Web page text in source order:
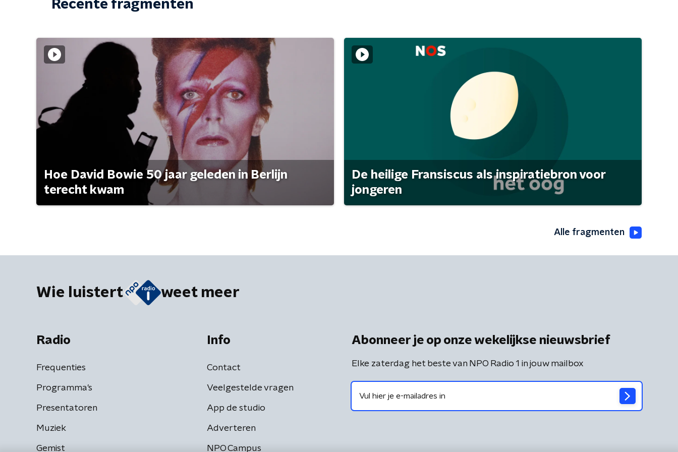
Recente fragmenten
Hoe David Bowie 50 jaar geleden in Berlijn
terecht kwam
De heilige Fransiscus als inspiratiebron voor
jongeren
Alle fragmenten
Wie luistert weet meer
Radio
Frequenties
Programma's
Presentatoren
Muziek
Gemist
Info
Contact
Veelgestelde vragen
App de studio
Adverteren
NPO Campus
Abonneer je op onze wekelijkse nieuwsbrief
Elke zaterdag het beste van NPO Radio 1 in jouw mailbox